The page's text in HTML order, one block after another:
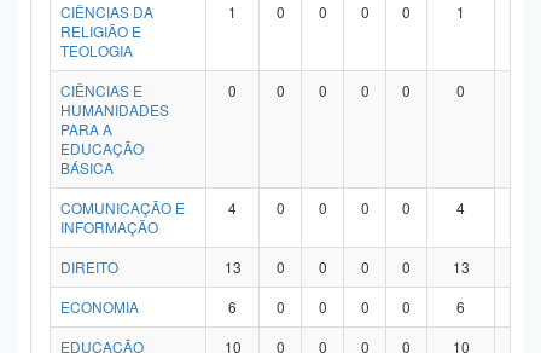
CIÊNCIAS DA
RELIGIÃO E
TEOLOGIA
1 0 0 0 0 1
CIÊNCIAS E
HUMANIDADES
PARA A
EDUCAÇÃO
BÁSICA
0 0 0 0 0 0
COMUNICAÇÃO E
INFORMAÇÃO
4 0 0 0 0 4
DIREITO 13 0 0 0 0 13
ECONOMIA
6 0 0 0 0 6
EDUCAÇÃO
10 0 0 0 0 10